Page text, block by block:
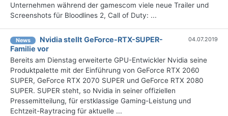
Unternehmen während der gamescom viele neue Trailer und
Screenshots für Bloodlines 2, Call of Duty: ...
News
Nvidia stellt GeForce-RTX-SUPER-
Familie vor
04.07.2019
Bereits am Dienstag erweiterte GPU-Entwickler Nvidia seine
Produktpalette mit der Einführung von GeForce RTX 2060
SUPER, GeForce RTX 2070 SUPER und GeForce RTX 2080
SUPER. SUPER steht, so Nvidia in seiner offiziellen
Pressemitteilung, für erstklassige Gaming-Leistung und
Echtzeit-Raytracing für aktuelle ...